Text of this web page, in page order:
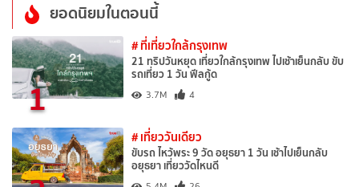
ยอดนิยมในตอนนี้
1
# ที่เที่ยวใกล้กรุงเทพ
21 ทริปวันหยุด เที่ยวใกล้กรุงเทพ ไปเช้าเย็นกลับ ขับ
รถเที่ยว 1 วัน ฟีลกู้ด
3.7M 4
# เที่ยววันเดียว
ขับรถ ไหว้พระ 9 วัด อยุธยา 1 วัน เช้าไปเย็นกลับ
อยุธยา เที่ยววัดไหนดี